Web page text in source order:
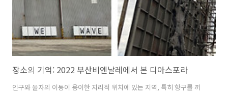
장소의 기억: 2022 부산비엔날레에서 본 디아스포라
인구와 물자의 이동이 용이한 지리적 위치에 있는 지역, 특히 항구를 끼